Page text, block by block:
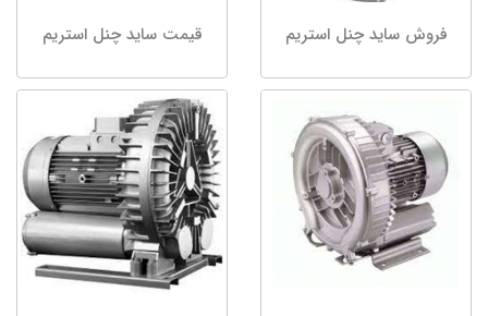
فروش ساید چنل استریم قیمت ساید چنل استریم